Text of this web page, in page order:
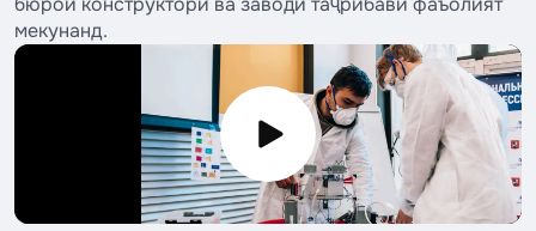
мекунанд.